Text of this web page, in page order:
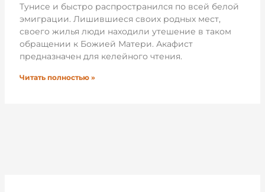
Тунисе и быстро распространился по всей белой
эмиграции. Лишившиеся своих родных мест,
своего жилья люди находили утешение в таком
обращении к Божией Матери. Акафист
предназначен для келейного чтения.
Читать полностью »